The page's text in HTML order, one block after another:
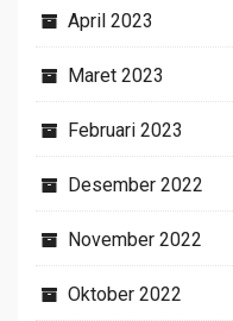
April 2023
Maret 2023
Februari 2023
Desember 2022
November 2022
Oktober 2022